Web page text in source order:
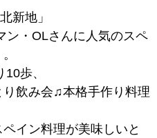
新地」
ン・OLさんに人気のスペ
歩、
飲み会♫本格手作り料理
イン料理が美味しいと